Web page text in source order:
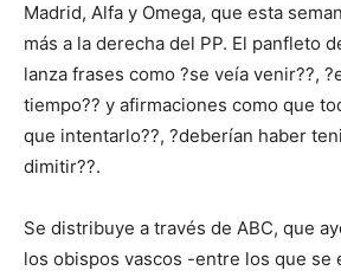
Madrid, Alfa y Omega, que esta
más a la derecha del PP. El panfleto
lanza frases como ?se veía venir??,
tiempo?? y afirmaciones como que
que intentarlo??, ?deberían haber
dimitir??.
Se distribuye a través de ABC, que
los obispos vascos -entre los que se